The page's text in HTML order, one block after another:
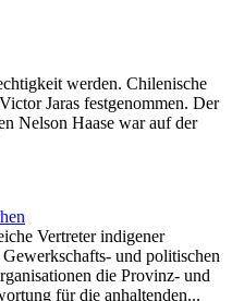
werden. Chilenische
Jaras festgenommen. Der
Nelson Haase war auf der
Vertreter indigener
und politischen
die Provinz- und
für die anhaltenden...